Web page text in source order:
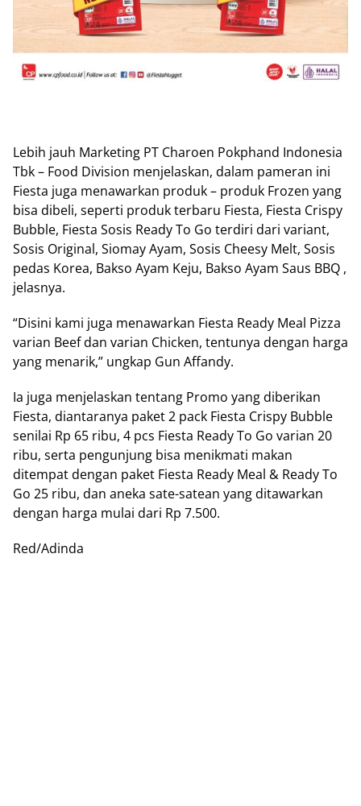
Lebih jauh Marketing PT Charoen Pokphand Indonesia
Tbk – Food Division menjelaskan, dalam pameran ini
Fiesta juga menawarkan produk – produk Frozen yang
bisa dibeli, seperti produk terbaru Fiesta, Fiesta Crispy
Bubble, Fiesta Sosis Ready To Go terdiri dari variant,
Sosis Original, Siomay Ayam, Sosis Cheesy Melt, Sosis
pedas Korea, Bakso Ayam Keju, Bakso Ayam Saus BBQ ,
jelasnya.
“Disini kami juga menawarkan Fiesta Ready Meal Pizza
varian Beef dan varian Chicken, tentunya dengan harga
yang menarik,” ungkap Gun Affandy.
Ia juga menjelaskan tentang Promo yang diberikan
Fiesta, diantaranya paket 2 pack Fiesta Crispy Bubble
senilai Rp 65 ribu, 4 pcs Fiesta Ready To Go varian 20
ribu, serta pengunjung bisa menikmati makan
ditempat dengan paket Fiesta Ready Meal & Ready To
Go 25 ribu, dan aneka sate-satean yang ditawarkan
dengan harga mulai dari Rp 7.500.
Red/Adinda